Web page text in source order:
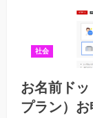
社会
お名前ド
プラン）